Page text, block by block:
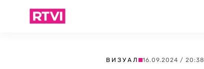
ВИЗУАЛ 16.09.2024 / 20:38